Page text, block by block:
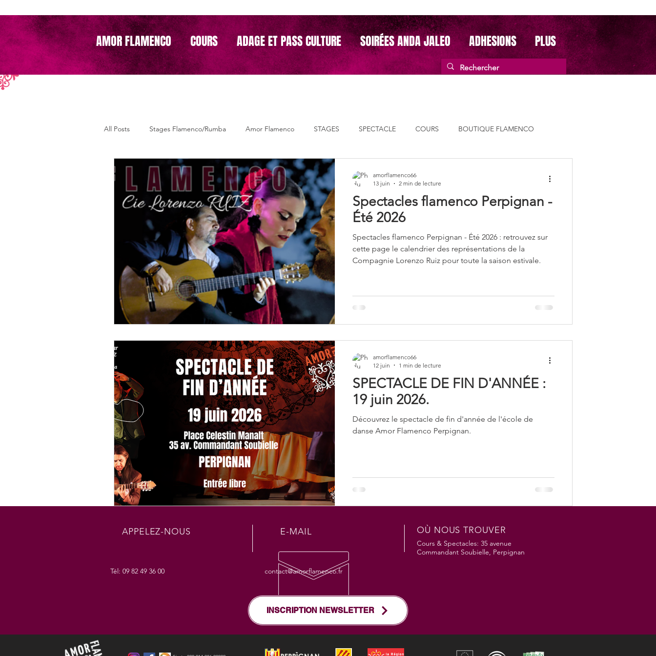
AMOR FLAMENCO COURS ADAGE ET PASS CULTURE SOIRÉES ANDA JALEO ADHESIONS PLUS
All Posts Stages Flamenco/Rumba Amor Flamenco STAGES SPECTACLE COURS BOUTIQUE FLAMENCO
Soirées Anda Jaleo ADAGE PASS CULTURE CULTURE
Stages sévillanes /rumba Stages enfants Ateliers "Ponte Guapa" Flash mob événementflamenco TABLAO
Compagnie Lorenzo RUIZ Projets scolaires
Spectacles flamenco Perpignan -
Été 2026
Spectacles flamenco Perpignan - Été 2026 : retrouvez sur
cette page le calendrier des représentations de la
Compagnie Lorenzo Ruiz pour toute la saison estivale.
amorflamenco66
13 juin
2 min de lecture
SPECTACLE DE FIN D'ANNÉE :
19 juin 2026.
Découvrez le spectacle de fin d'année de l'école de
danse Amor Flamenco Perpignan.
amorflamenco66
12 juin
1 min de lecture
APPELEZ-NOUS E-MAIL OÙ NOUS TROUVER
Cours & Spectacles: 35 avenue
Commandant Soubielle, Perpignan
Tél: 09 82 49 36 00 contact@amorflamenco.fr
INSCRIPTION NEWSLETTER